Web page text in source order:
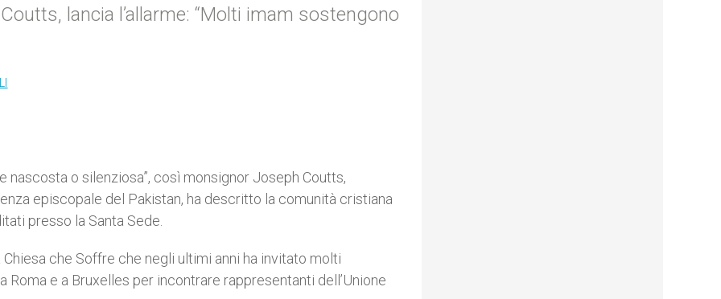
lancia l’allarme: “Molti imam sostengono
nascosta o silenziosa”, così monsignor Joseph Coutts,
episcopale del Pakistan, ha descritto la comunità cristiana
presso la Santa Sede.
che Soffre che negli ultimi anni ha invitato molti
e a Bruxelles per incontrare rappresentanti dell’Unione